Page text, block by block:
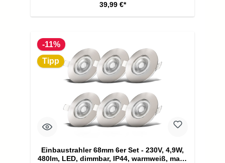
39,99 €*
-11%
Tipp
Einbaustrahler 68mm 6er Set - 230V, 4,9W,
480lm, LED, dimmbar, IP44, warmweiß, matt-